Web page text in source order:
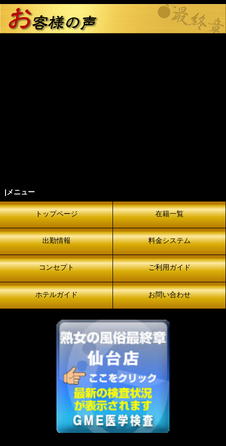
|メニュー
トップページ 在籍一覧
出勤情報 料金システム
コンセプト ご利用ガイド
ホテルガイド お問い合わせ